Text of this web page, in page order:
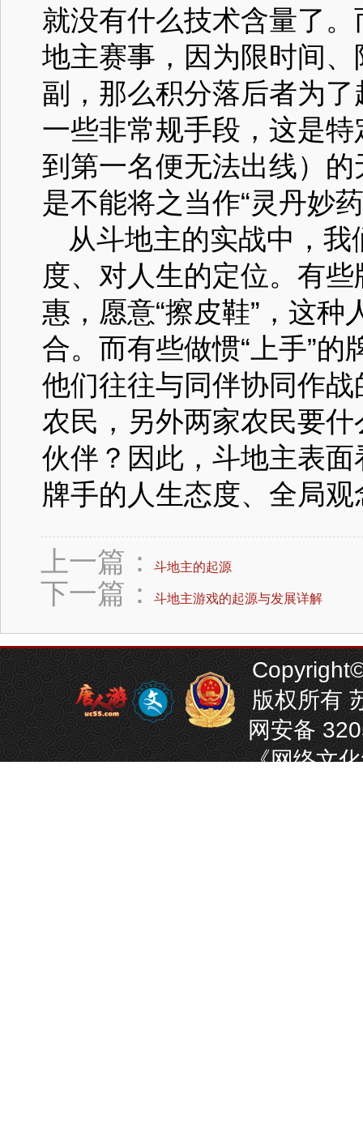
就没有什么技术含量了。
地主赛事，因为限时间
副，那么积分落后者为
一些非常规手段，这是
到第一名便无法出线）
是不能将之当作“灵丹妙
从斗地主的实战中，
度、对人生的定位。有
惠，愿意“擦皮鞋”，这
合。而有些做惯“上手”的
他们往往与同伴协同作
农民，另外两家农民要
伙伴？因此，斗地主表
牌手的人生态度、全局观
上一篇： 斗地主的起源
下一篇： 斗地主游戏的起源与发展详解
版权所有
网安备
《网络文